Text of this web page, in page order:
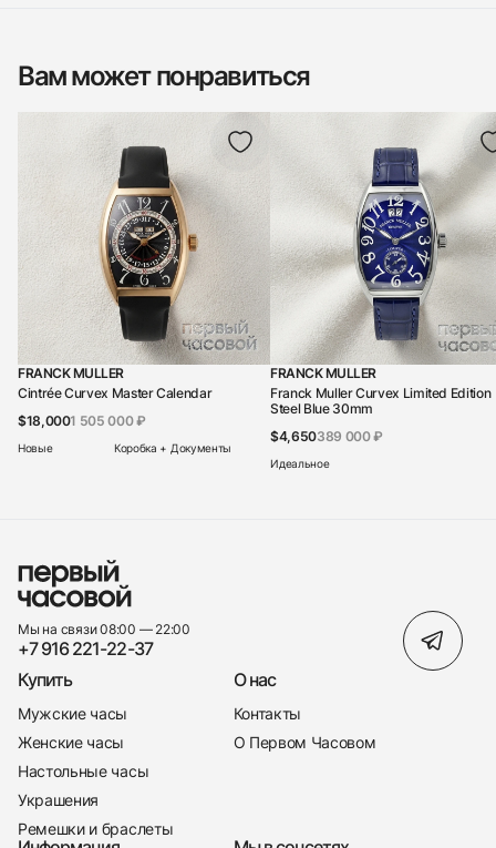
Вам может понравиться
FRANCK MULLER
Cintrée Curvex Master Calendar
$18,0001 505 000 ₽
Новые Коробка + Документы
FRANCK MULLER
Franck Muller Curvex Limited Edition
Steel Blue 30mm
$4,650389 000 ₽
Идеальное
Мы на связи 08:00 — 22:00
+7 916 221-22-37
Купить
Мужские часы
Женские часы
Настольные часы
Украшения
Ремешки и браслеты
О нас
Контакты
О Первом Часовом